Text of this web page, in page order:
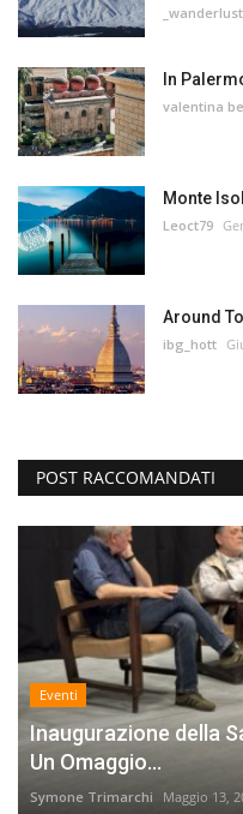
In
valentina
Monte
Leoct79
Around
ibg_hott
POST RACCOMANDATI
Eventi
Inaugurazione della
Un Omaggio...
Symone Trimarchi Maggio 13,